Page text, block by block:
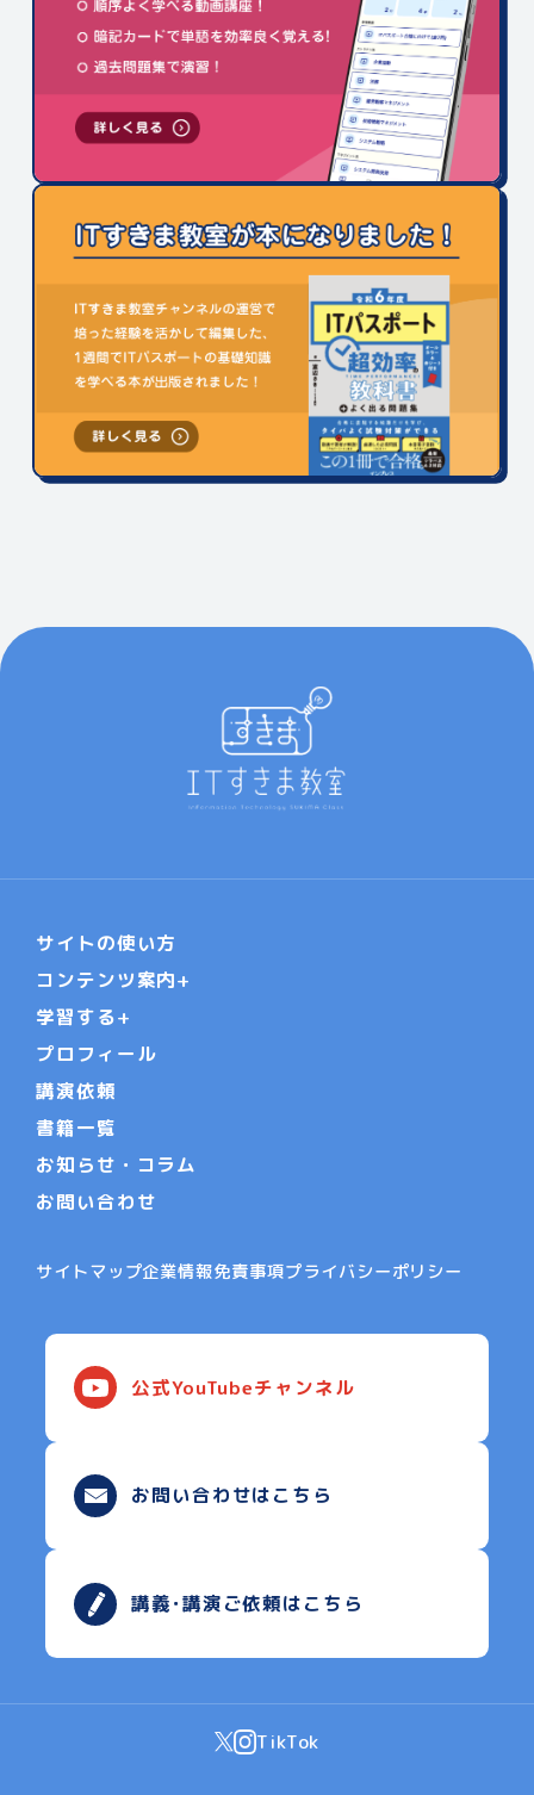
サイトの使い方
コンテンツ案内
学習する
プロフィール
講演依頼
書籍一覧
お知らせ・コラム
お問い合わせ
サイトマップ企業情報免責事項プライバシーポリシー
公式YouTubeチャンネル
お問い合わせはこちら
講義･講演ご依頼はこちら
TikTok